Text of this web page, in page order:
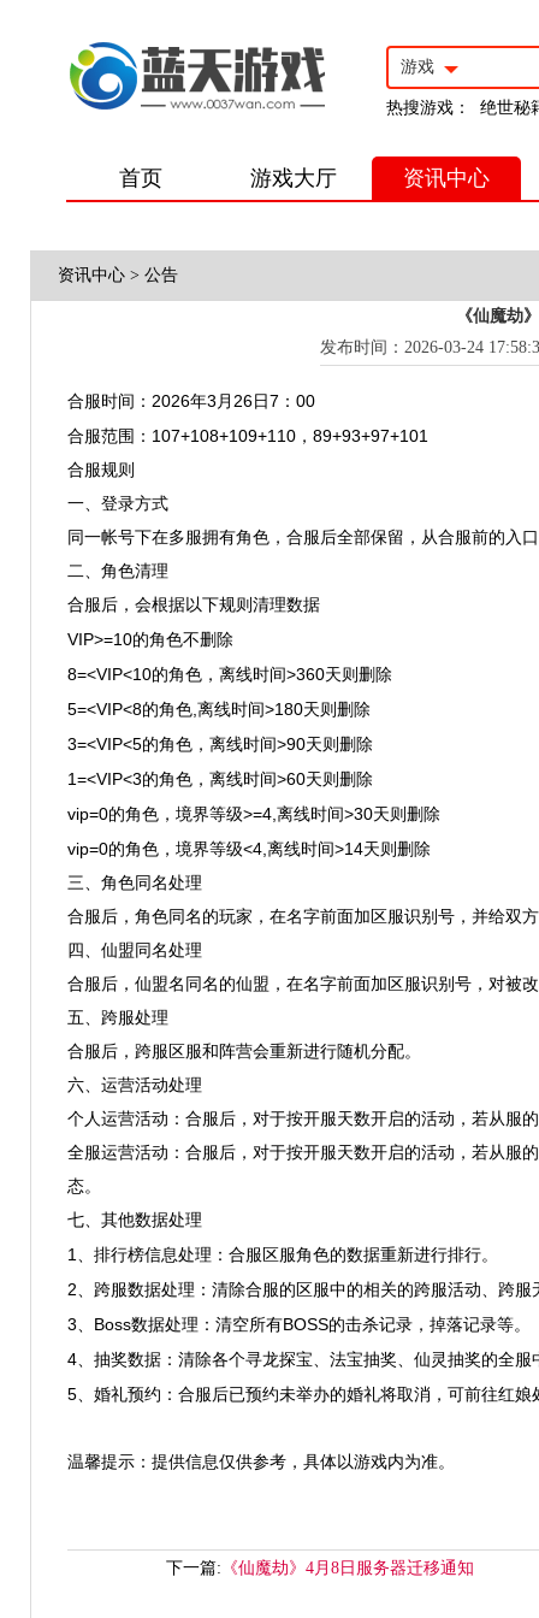
游戏
热搜游戏： 绝世秘
首页 游戏大厅 资讯中心
资讯中心 > 公告
《仙魔劫
发布时间：2026-03-24
合服时间： 2026年3 月 26 日 7 ： 00
合服范围： 107+108+109+110 ， 89+93+97+101
合服规则
一、登录方式
同一帐号下在多服拥有角色，合服后全部保留，从合服前的入
二、角色清理
合服后，会根据以下规则清理数据
VIP>=10的角色不删除
8=<VIP<10的角色，离线时间>360天则删除
5=<VIP<8的角色 离线时间>180天则删除
3=<VIP<5的角色，离线时间>90天则删除
1=<VIP<3的角色，离线时间>60天则删除
vip=0的角色，境界等级>=4, 离线时间>30天则删除
vip=0的角色，境界等级<4, 离线时间>14天则删除
三、角色同名处理
合服后，角色同名的玩家，在名字前面加区服识别号，并给双
四、仙盟同名处理
合服后，仙盟名同名的仙盟，在名字前面加区服识别号，对被
五、跨服处理
合服后，跨服区服和阵营会重新进行随机分配。
六、运营活动处理
个人运营活动：合服后，对于按开服天数开启的活动，若从服
全服运营活动：合服后，对于按开服天数开启的活动，若从服
态。
七、其他数据处理
1 、排行榜信息处理：合服区服角色的数据重新进行排行。
2、跨服数据处理：清除合服的区服中的相关的跨服活动、跨
3、 Boss数据处理：清空所有BOSS的击杀记录，掉落记录等。
4、抽奖数据：清除各个寻龙探宝、法宝抽奖、仙灵抽奖的全
5、婚礼预约：合服后已预约未举办的婚礼将取消，可前往红娘
温馨提示：提供信息仅供参考，具体以游戏内为准。
下一篇: 《仙魔劫》4月8日服务器迁移通知